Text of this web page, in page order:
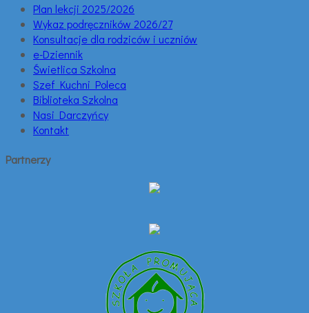
Plan lekcji 2025/2026
Wykaz podręczników 2026/27
Konsultacje dla rodziców i uczniów
e-Dziennik
Świetlica Szkolna
Szef Kuchni Poleca
Biblioteka Szkolna
Nasi Darczyńcy
Kontakt
Partnerzy